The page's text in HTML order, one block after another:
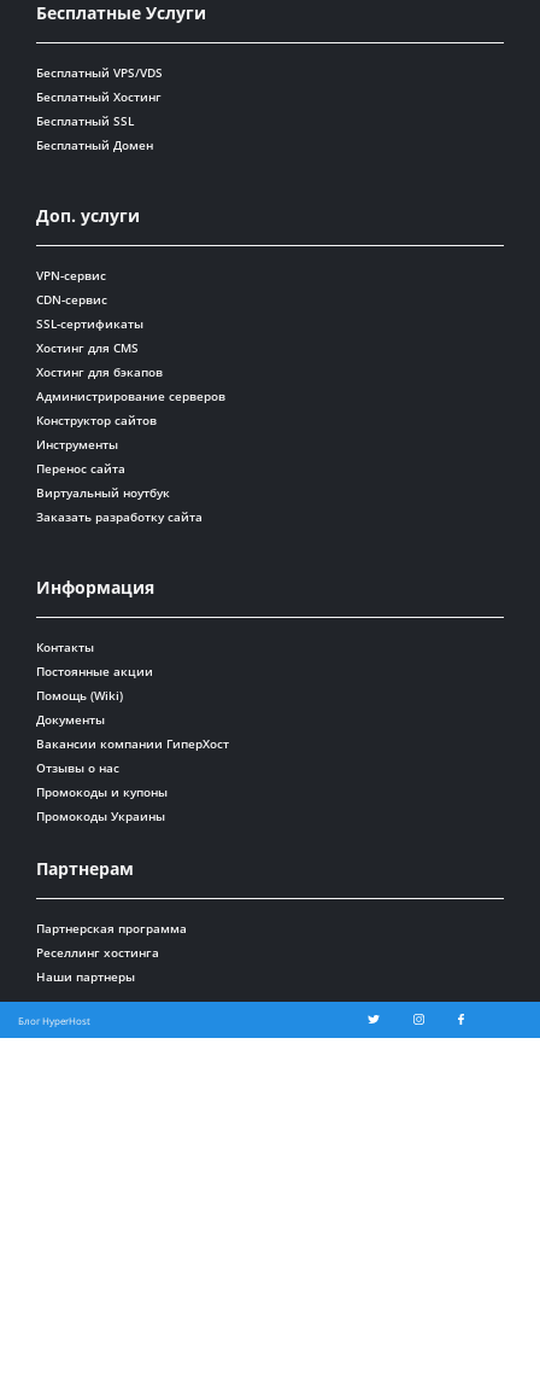
Бесплатные Услуги
Бесплатный VPS/VDS
Бесплатный Хостинг
Бесплатный SSL
Бесплатный Домен
Доп. услуги
VPN-сервис
CDN-сервис
SSL-сертификаты
Хостинг для CMS
Хостинг для бэкапов
Администрирование серверов
Конструктор сайтов
Инструменты
Перенос сайта
Виртуальный ноутбук
Заказать разработку сайта
Информация
Контакты
Постоянные акции
Помощь (Wiki)
Документы
Вакансии компании ГиперХост
Отзывы о нас
Промокоды и купоны
Промокоды Украины
Партнерам
Партнерская программа
Реселлинг хостинга
Наши партнеры
Блог HyperHost